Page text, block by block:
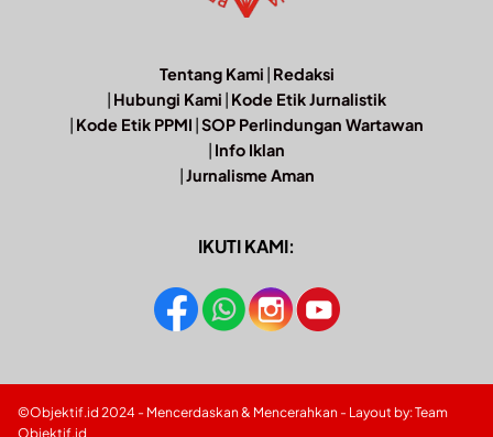
Tentang Kami | Redaksi
| Hubungi Kami | Kode Etik Jurnalistik
| Kode Etik PPMI |SOP Perlindungan Wartawan
| Info Iklan
|Jurnalisme Aman
IKUTI KAMI:
©Objektif.id 2024 - Mencerdaskan & Mencerahkan - Layout by: Team
Objektif.id